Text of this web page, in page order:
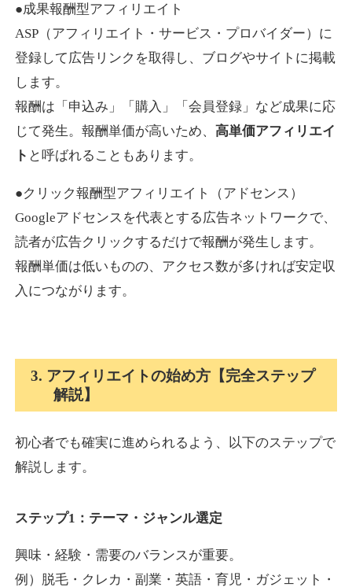
●成果報酬型アフィリエイト
ASP（アフィリエイト・サービス・プロバイダー）に
登録して広告リンクを取得し、ブログやサイトに掲載
します。
報酬は「申込み」「購入」「会員登録」など成果に応
じて発生。報酬単価が高いため、高単価アフィリエイ
ト と呼ばれることもあります。
●クリック報酬型アフィリエイト（アドセンス）
Googleアドセンスを代表とする広告ネットワークで、
読者が広告クリックするだけで報酬が発生します。
報酬単価は低いものの、アクセス数が多ければ安定収
入につながります。
3. アフィリエイトの始め方【完全ステップ
解説】
初心者でも確実に進められるよう、以下のステップで
解説します。
ステップ1：テーマ・ジャンル選定
興味・経験・需要のバランスが重要。
例）脱毛・クレカ・副業・英語・育児・ガジェット・